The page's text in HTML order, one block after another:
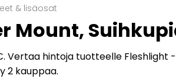
& lisäosat
Mount,
Vertaa hintoja tuotteelle Fleshlight
2 kauppaa.